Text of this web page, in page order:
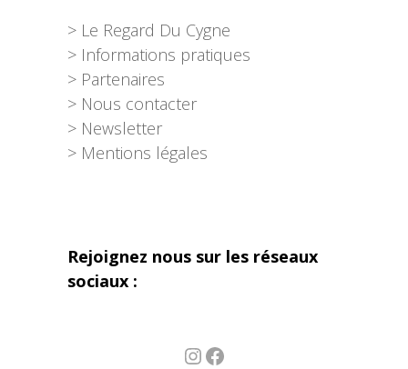
> Le Regard Du Cygne
> Informations pratiques
> Partenaires
> Nous contacter
> Newsletter
> Mentions légales
Rejoignez nous sur les réseaux
sociaux :
InstagramFacebook